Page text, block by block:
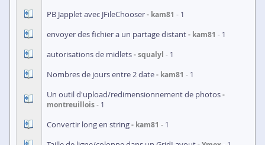
PB Japplet avec JFileChooser kam81 1
envoyer des fichier a un partage distant kam81 1
autorisations de midlets squalyl 1
Nombres de jours entre 2 date kam81 1
Un outil d'upload/redimensionnement de photos
montreuillois 1
Convertir long en string kam81 1